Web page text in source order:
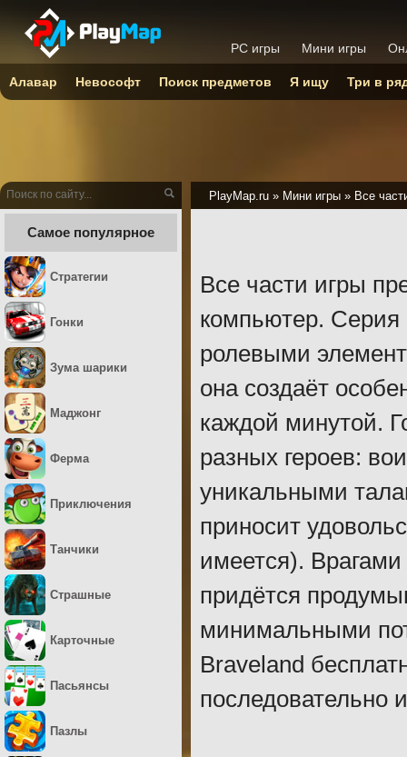
PlayMap.ru » Мини игры » Все
Все части игры
компьютер. Серия
ролевыми
она создаёт
каждой минутой.
разных героев:
уникальными
приносит
имеется).
придётся
минимальными
Braveland
последовательно
Самое популярное
Стратегии
Гонки
Зума шарики
Маджонг
Ферма
Приключения
Танчики
Страшные
Карточные
Пасьянсы
Пазлы
PC игры Мини игры
Алавар Невософт Поиск предметов Я ищу Три в